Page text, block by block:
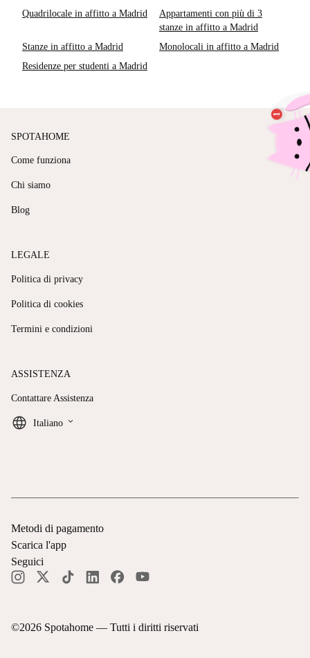
Quadrilocale in affitto a Madrid
Appartamenti con più di 3
stanze in affitto a Madrid
Stanze in affitto a Madrid
Monolocali in affitto a Madrid
Residenze per studenti a Madrid
SPOTAHOME
Come funziona
Chi siamo
Blog
LEGALE
Politica di privacy
Politica di cookies
Termini e condizioni
ASSISTENZA
Contattare Assistenza
Italiano keyboard_arrow_down
©2026 Spotahome — Tutti i diritti riservati
Metodi di pagamento
Scarica l'app
Seguici